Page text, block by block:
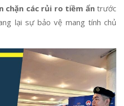
chặn các rủi ro tiềm ẩntrước
lại sự bảo vệ mang tính chủ